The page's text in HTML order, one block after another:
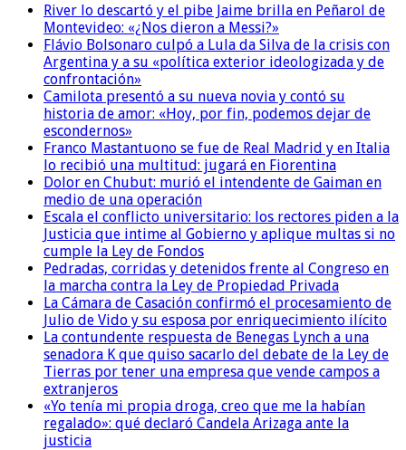
River lo descartó y el pibe Jaime brilla en Peñarol de
Montevideo: «¿Nos dieron a Messi?»
Flávio Bolsonaro culpó a Lula da Silva de la crisis con
Argentina y a su «política exterior ideologizada y de
confrontación»
Camilota presentó a su nueva novia y contó su
historia de amor: «Hoy, por fin, podemos dejar de
escondernos»
Franco Mastantuono se fue de Real Madrid y en Italia
lo recibió una multitud: jugará en Fiorentina
Dolor en Chubut: murió el intendente de Gaiman en
medio de una operación
Escala el conflicto universitario: los rectores piden a la
Justicia que intime al Gobierno y aplique multas si no
cumple la Ley de Fondos
Pedradas, corridas y detenidos frente al Congreso en
la marcha contra la Ley de Propiedad Privada
La Cámara de Casación confirmó el procesamiento de
Julio de Vido y su esposa por enriquecimiento ilícito
La contundente respuesta de Benegas Lynch a una
senadora K que quiso sacarlo del debate de la Ley de
Tierras por tener una empresa que vende campos a
extranjeros
«Yo tenía mi propia droga, creo que me la habían
regalado»: qué declaró Candela Arizaga ante la
justicia